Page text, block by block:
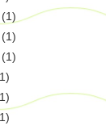
(1)
(1)
(1)